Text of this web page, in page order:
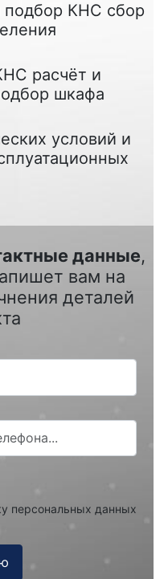
подбор КНС сбор
расчёт и
шкафа
условий и
данные,
вам на
деталей
персональных данных